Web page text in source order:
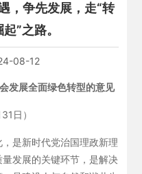
，争先发展，走“转
”之路。
08-12
发展全面绿色转型的意见
日）
是新时代党治国理政新理
发展的关键环节，是解决